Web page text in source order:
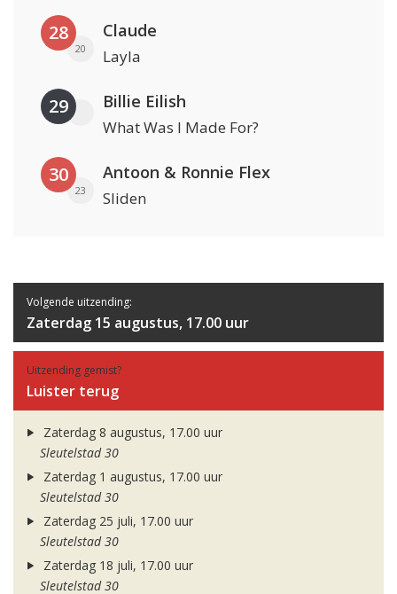
28
20
Claude
Layla
29 Billie Eilish
What Was I Made For?
30
23
Antoon & Ronnie Flex
Sliden
Volgende uitzending:
Zaterdag 15 augustus, 17.00 uur
Uitzending gemist?
Luister terug
Zaterdag 8 augustus, 17.00 uur
Sleutelstad 30
Zaterdag 1 augustus, 17.00 uur
Sleutelstad 30
Zaterdag 25 juli, 17.00 uur
Sleutelstad 30
Zaterdag 18 juli, 17.00 uur
Sleutelstad 30